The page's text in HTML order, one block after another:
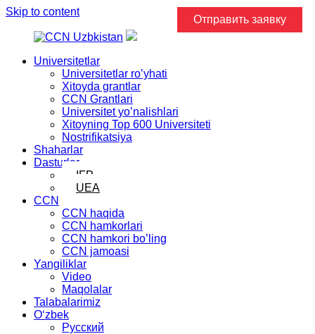
Skip to content
Universitetlar
Universitetlar ro’yhati
Xitoyda grantlar
CCN Grantlari
Universitet yo’nalishlari
Xitoyning Top 600 Universiteti
Nostrifikatsiya
Shaharlar
Dasturlar
IFP
UEA
CCN
CCN haqida
CCN hamkorlari
CCN hamkori bo’ling
CCN jamoasi
Yangiliklar
Video
Maqolalar
Talabalarimiz
Oʻzbek
Русский
Отправить заявку